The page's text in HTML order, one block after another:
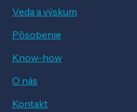
Veda a výskum
Pôsobenie
Know-how
O nás
Kontakt